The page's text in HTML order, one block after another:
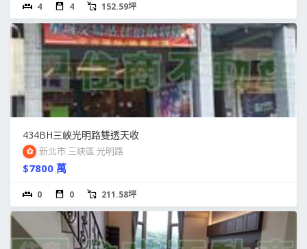
4 4 152.59坪
434BH三峽光明路雙透天收
新北市 三峽區 光明路
$7800 萬
0 0 211.58坪